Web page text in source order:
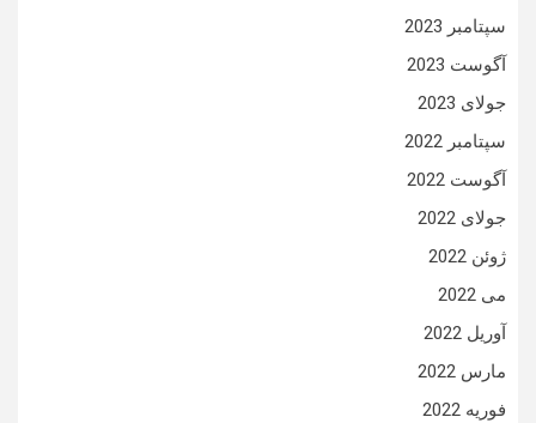
سپتامبر 2023
آگوست 2023
جولای 2023
سپتامبر 2022
آگوست 2022
جولای 2022
ژوئن 2022
می 2022
آوریل 2022
مارس 2022
فوریه 2022